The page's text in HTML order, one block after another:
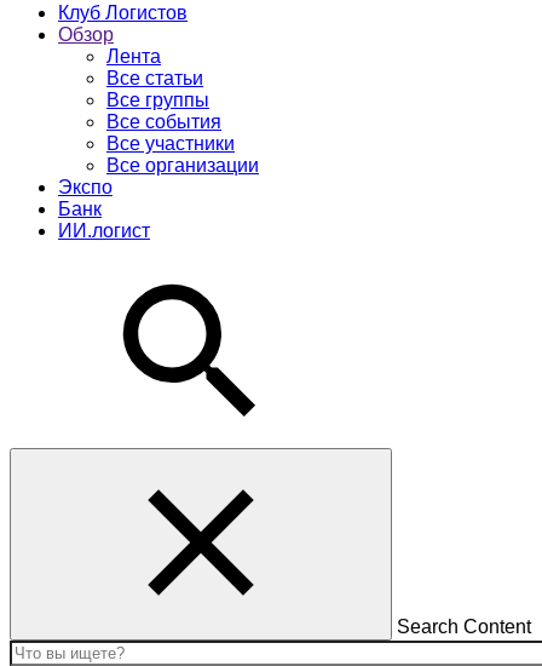
Клуб Логистов
Обзор
Лента
Все статьи
Все группы
Все события
Все участники
Все организации
Экспо
Банк
ИИ.логист
Search Content